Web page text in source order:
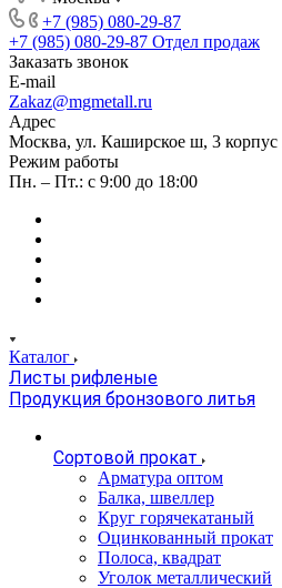
+7 (985) 080-29-87
+7 (985) 080-29-87 Отдел продаж
Заказать звонок
E-mail
Zakaz@mgmetall.ru
Адрес
Москва, ул. Каширское ш, 3 корпус
Режим работы
Пн. – Пт.: с 9:00 до 18:00
Каталог
Листы рифленые
Продукция бронзового литья
Сортовой прокат
Арматура оптом
Балка, швеллер
Круг горячекатаный
Оцинкованный прокат
Полоса, квадрат
Уголок металлический